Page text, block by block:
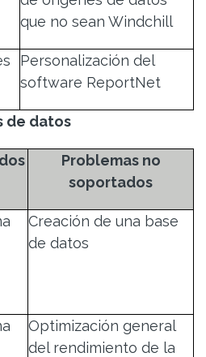
que no sean Windchill
Personalización del
software ReportNet
de datos
Problemas no
soportados
Creación de una base
de datos
Optimización general
del rendimiento de la